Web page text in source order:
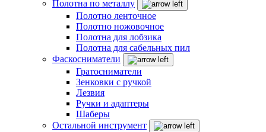
Полотна по металлу
Полотно ленточное
Полотно ножовочное
Полотна для лобзика
Полотна для сабельных пил
Фаскосниматели
Гратосниматели
Зенковки с ручкой
Лезвия
Ручки и адаптеры
Шаберы
Остальной инструмент